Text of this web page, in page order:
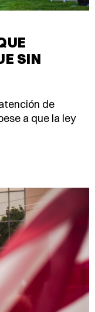
SIN
de
a que la ley